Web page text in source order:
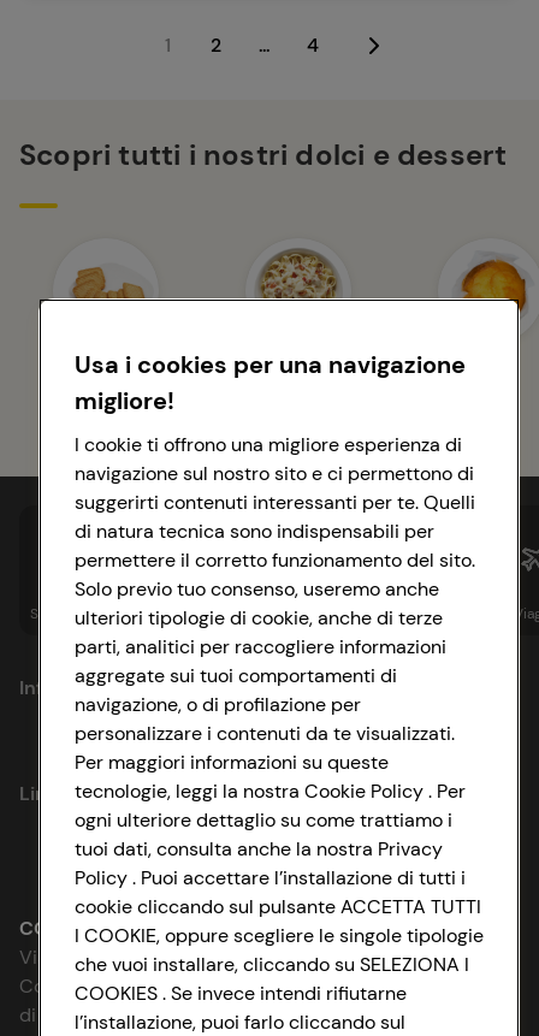
1 2 ... 4
Scopri tutti i nostri dolci e dessert
Biscotti Torte
Spesa online Assicurazioni Sapori& Istituzionale
Informazioni
Privacy Policy
Cookie Policy
Impostazioni Cookie
Accessibilità
D&I e Parità di Genere
Link utili
Lavora con noi
Le cooperative
News & Approfondimenti
CONAD SOCIETÀ COOPERATIVA
Via Michelino, 59 | 40127 BOLOGNA
Codice Fiscale e Registro Imprese
di Bologna 00865960157
Usa i cookies per una navigazione
migliore!
I cookie ti offrono una migliore esperienza di
navigazione sul nostro sito e ci permettono di
suggerirti contenuti interessanti per te. Quelli
di natura tecnica sono indispensabili per
permettere il corretto funzionamento del sito.
Solo previo tuo consenso, useremo anche
ulteriori tipologie di cookie, anche di terze
parti, analitici per raccogliere informazioni
aggregate sui tuoi comportamenti di
navigazione, o di profilazione per
personalizzare i contenuti da te visualizzati.
Per maggiori informazioni su queste
tecnologie, leggi la nostra Cookie Policy . Per
ogni ulteriore dettaglio su come trattiamo i
tuoi dati, consulta anche la nostra Privacy
Policy . Puoi accettare l’installazione di tutti i
cookie cliccando sul pulsante ACCETTA TUTTI
I COOKIE, oppure scegliere le singole tipologie
che vuoi installare, cliccando su SELEZIONA I
COOKIES . Se invece intendi rifiutarne
l’installazione, puoi farlo cliccando sul